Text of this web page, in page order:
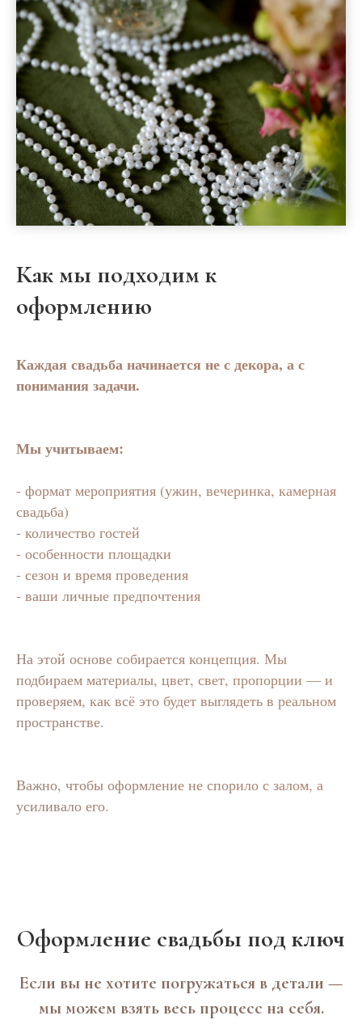
Как мы подходим к
оформлению
Каждая свадьба начинается не с декора, а с
понимания задачи.
Мы учитываем:
- формат мероприятия (ужин, вечеринка, камерная
свадьба)
- количество гостей
- особенности площадки
- сезон и время проведения
- ваши личные предпочтения
На этой основе собирается концепция. Мы
подбираем материалы, цвет, свет, пропорции — и
проверяем, как всё это будет выглядеть в реальном
пространстве.
Важно, чтобы оформление не спорило с залом, а
усиливало его.
Оформление свадьбы под ключ
Если вы не хотите погружаться в детали —
мы можем взять весь процесс на себя.